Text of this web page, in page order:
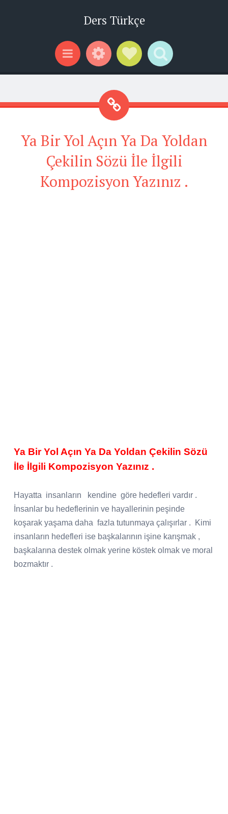
Ders Türkçe
Menu WidgetsSocial Links
Search
Ya Bir Yol Açın Ya Da Yoldan
Çekilin Sözü İle İlgili
Kompozisyon Yazınız .
Ya Bir Yol Açın Ya Da Yoldan Çekilin Sözü
İle İlgili Kompozisyon Yazınız .
Hayatta insanların kendine göre hedefleri vardır .
İnsanlar bu hedeflerinin ve hayallerinin peşinde
koşarak yaşama daha fazla tutunmaya çalışırlar .
Kimi
insanların hedefleri ise başkalarının işine karışmak ,
başkalarına destek olmak yerine köstek olmak ve moral
bozmaktır .